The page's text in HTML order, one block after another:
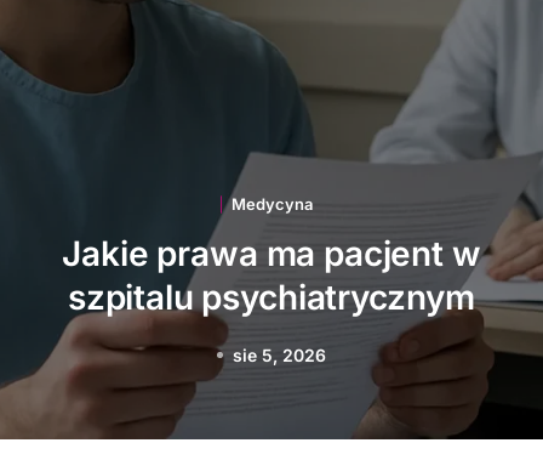
Medycyna
Jakie innowacje
technologiczne wspierają
polską medycynę
sie 3, 2026